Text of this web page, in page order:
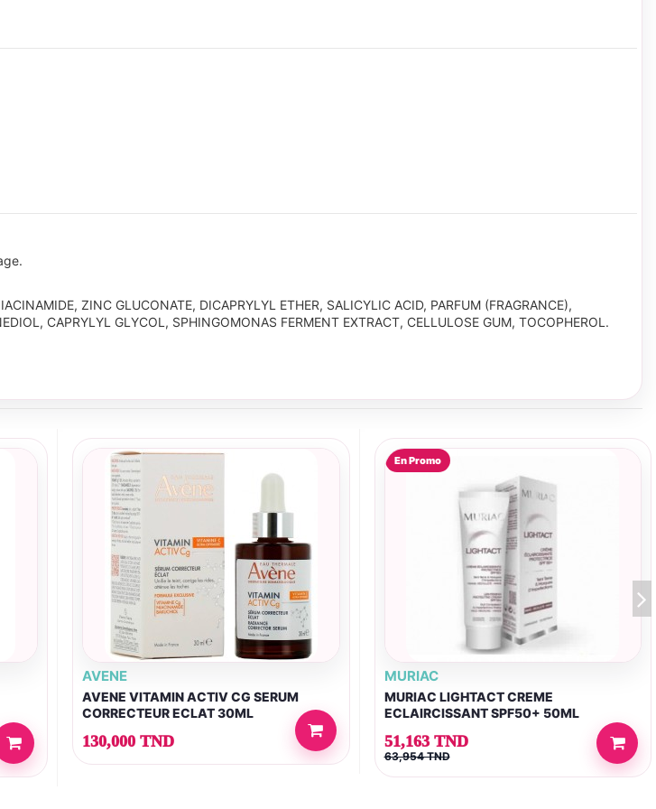
ZINC GLUCONATE, DICAPRYLYL ETHER, SALICYLIC ACID, PARFUM (FRAGRANCE),
CAPRYLYL GLYCOL, SPHINGOMONAS FERMENT EXTRACT, CELLULOSE GUM, TOCOPHEROL.
AVENE
AVENE VITAMIN ACTIV CG SERUM
CORRECTEUR ECLAT 30ML
130,000 TND
En Promo
MURIAC
MURIAC LIGHTACT CREME
ECLAIRCISSANT SPF50+ 50ML
51,163 TND
63,954 TND